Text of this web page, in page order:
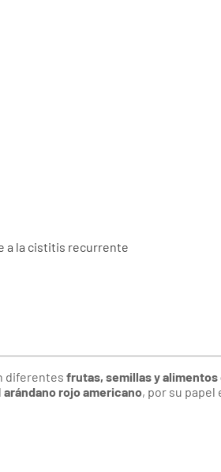
a la cistitis recurrente
diferentes frutas, semillas y
arándano rojo americano, por su papel